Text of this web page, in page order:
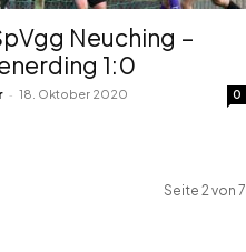
Neuching –
1:0
- 18. Oktober 2020 0
Seite 2 von 7